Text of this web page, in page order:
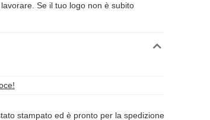
Se il tuo logo non è subito
stampato ed è pronto per la spedizione